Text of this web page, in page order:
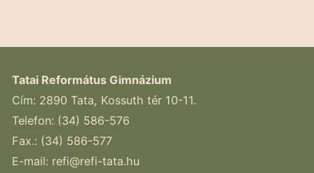
Tatai Református Gimnázium
Cím: 2890 Tata, Kossuth tér 10-11.
Telefon: (34) 586-576
Fax.: (34) 586-577
E-mail: refi@refi-tata.hu